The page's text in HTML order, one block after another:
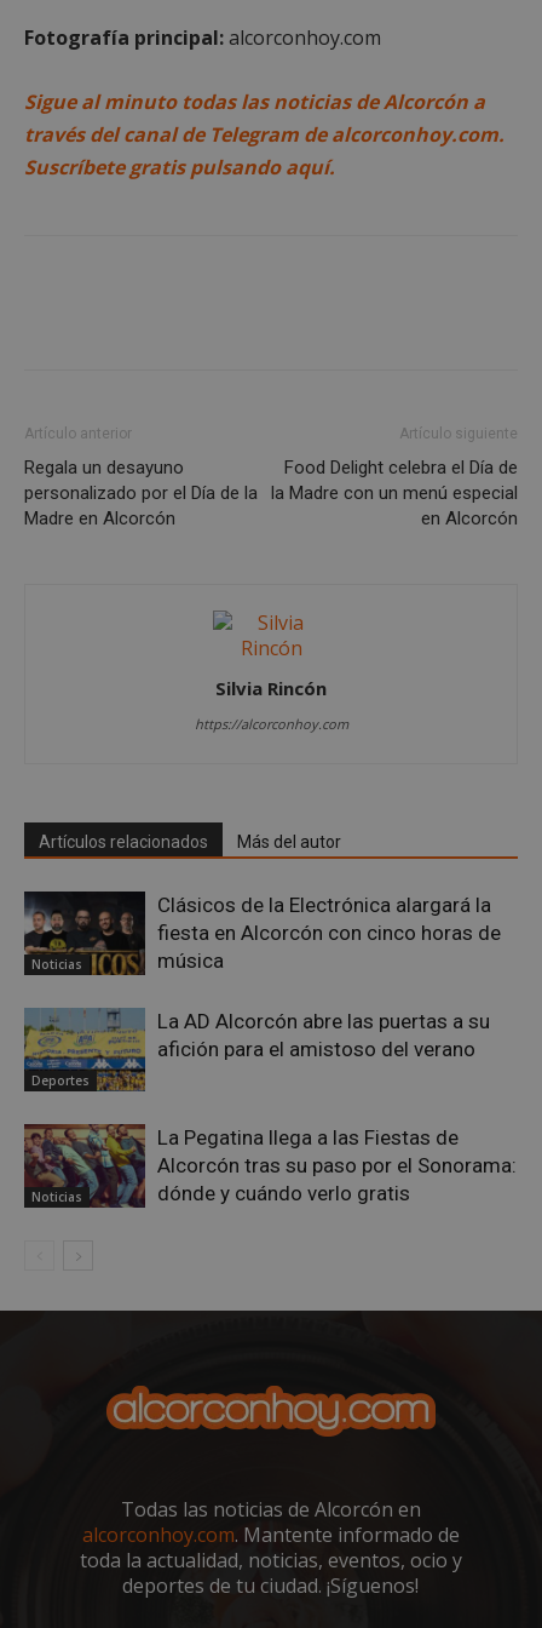
Fotografía principal:alcorconhoy.com
Sigue al minuto todas las noticias de Alcorcón a
través del canal de Telegram de alcorconhoy.com.
Suscríbete gratis pulsando aquí.
Artículo anterior
Regala un desayuno
personalizado por el Día de la
Madre en Alcorcón
Artículo siguiente
Food Delight celebra el Día de
la Madre con un menú especial
en Alcorcón
Silvia Rincón
https://alcorconhoy.com
Artículos relacionados Más del autor
Noticias
Clásicos de la Electrónica alargará la
fiesta en Alcorcón con cinco horas de
música
Deportes
La AD Alcorcón abre las puertas a su
afición para el amistoso del verano
Noticias
La Pegatina llega a las Fiestas de
Alcorcón tras su paso por el Sonorama:
dónde y cuándo verlo gratis
Todas las noticias de Alcorcón en
alcorconhoy.com. Mantente informado de
toda la actualidad, noticias, eventos, ocio y
deportes de tu ciudad. ¡Síguenos!
preferencias
funcionalidad
Cookies no clasificadas
Las cookies estrictamente necesarias permiten la
funcionalidad principal del sitio web, como el
inicio de sesión de usuario y la gestión de cuentas.
AWSALBCORS
Amazon.com
Inc.
embed.bsky.app
sp_landing
Spotify Inc.
.spotify.com
Privacy Policy